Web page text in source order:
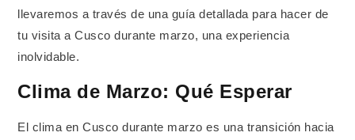
llevaremos a través de una guía detallada para hacer de
tu visita a Cusco durante marzo, una experiencia
inolvidable.
Clima de Marzo: Qué Esperar
El clima en Cusco durante marzo es una transición hacia